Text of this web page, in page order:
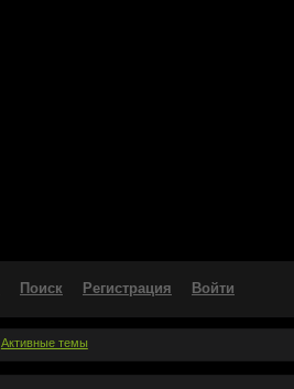
Поиск Регистрация Войти
Активные темы